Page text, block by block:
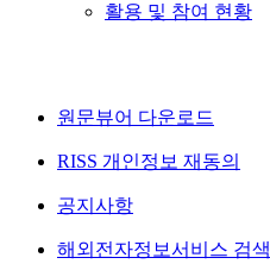
활용 및 참여 현황
원문뷰어 다운로드
RISS 개인정보 재동의
공지사항
해외전자정보서비스 검색